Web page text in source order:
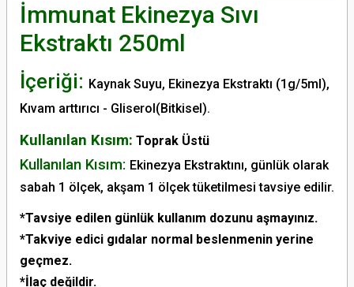
İmmunat Ekinezya Sıvı
Ekstraktı 250ml
İçeriği: Kaynak Suyu, Ekinezya Ekstraktı (1g/5ml),
Kıvam arttırıcı - Gliserol(Bitkisel).
Kullanılan Kısım: Toprak Üstü
Kullanılan Kısım: Ekinezya Ekstraktını, günlük olarak
sabah 1 ölçek, akşam 1 ölçek tüketilmesi tavsiye edilir.
*Tavsiye edilen günlük kullanım dozunu aşmayınız.
*Takviye edici gıdalar normal beslenmenin yerine
geçmez.
*İlaç değildir.